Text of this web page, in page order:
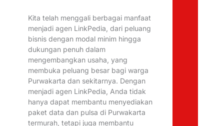
Kita telah menggali berbagai manfaat
menjadi agen LinkPedia, dari peluang
bisnis dengan modal minim hingga
dukungan penuh dalam
mengembangkan usaha, yang
membuka peluang besar bagi warga
Purwakarta dan sekitarnya. Dengan
menjadi agen LinkPedia, Anda tidak
hanya dapat membantu menyediakan
paket data dan pulsa di Purwakarta
termurah, tetapi juga membantu